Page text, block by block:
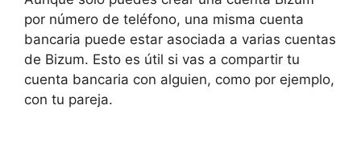
por número de teléfono, una misma cuenta
bancaria puede estar asociada a varias cuentas
de Bizum. Esto es útil si vas a compartir tu
cuenta bancaria con alguien, como por ejemplo,
con tu pareja.